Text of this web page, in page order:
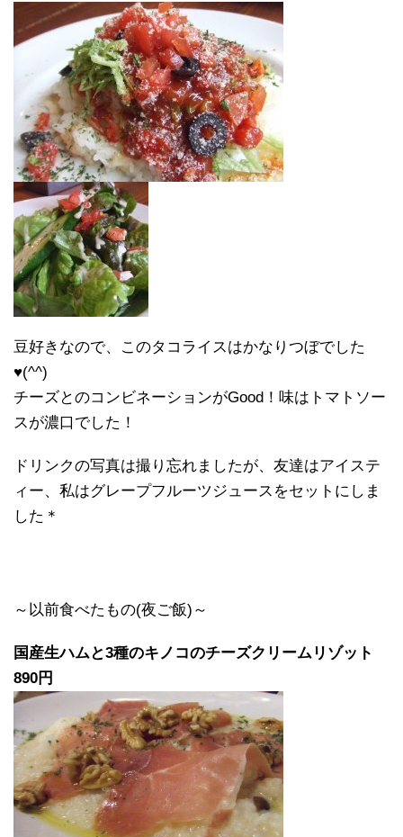
豆好きなので、このタコライスはかなりつぼでした
♥(^^)
チーズとのコンビネーションがGood！味はトマトソー
スが濃口でした！
ドリンクの写真は撮り忘れましたが、友達はアイステ
ィー、私はグレープフルーツジュースをセットにしま
した＊
～以前食べたもの(夜ご飯)～
国産生ハムと3種のキノコのチーズクリームリゾット
890円